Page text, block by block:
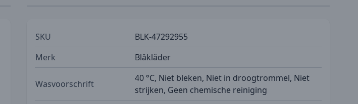
SKU
BLK-47292955
Merk
Blåkläder
Wasvoorschrift
40 °C, Niet bleken, Niet in droogtrommel, Niet
strijken, Geen chemische reiniging